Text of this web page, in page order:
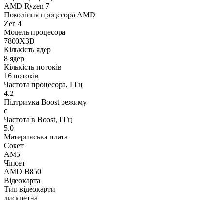
AMD Ryzen 7
Покоління процесора AMD
Zen 4
Модель процесора
7800X3D
Кількість ядер
8 ядер
Кількість потоків
16 потоків
Частота процесора, ГГц
4.2
Підтримка Boost режиму
є
Частота в Boost, ГГц
5.0
Материнська плата
Сокет
AM5
Чіпсет
AMD B850
Відеокарта
Тип відеокарти
дискретна